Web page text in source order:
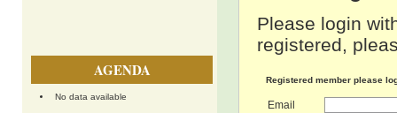
AGENDA
No data available
Please login
registered,
Registered member please
Email